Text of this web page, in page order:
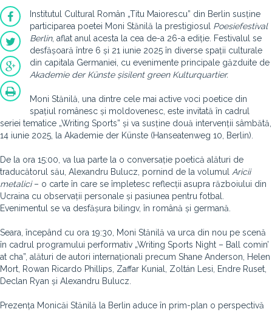
Institutul Cultural Român „Titu Maiorescu” din Berlin susține
participarea poetei Moni Stănilă la prestigiosul Poesiefestival
Berlin, aflat anul acesta la cea de-a 26-a ediție. Festivalul se
desfășoară între 6 și 21 iunie 2025 în diverse spații culturale
din capitala Germaniei, cu evenimente principale găzduite de
Akademie der Künsteșisilent green Kulturquartier.
Moni Stănilă, una dintre cele mai active voci poetice din
spațiul românesc și moldovenesc, este invitată în cadrul
seriei tematice „Writing Sports” și va susține două intervenții sâmbătă,
14 iunie 2025, la Akademie der Künste (Hanseatenweg 10, Berlin).
De la ora 15:00, va lua parte la o conversație poetică alături de
traducătorul său, Alexandru Bulucz, pornind de la volumul Aricii
metalici– o carte în care se împletesc reflecții asupra războiului din
Ucraina cu observații personale și pasiunea pentru fotbal.
Evenimentul se va desfășura bilingv, în română și germană.
Seara, începând cu ora 19:30, Moni Stănilă va urca din nou pe scenă
în cadrul programului performativ „Writing Sports Night – Ball comin’
at cha”, alături de autori internaționali precum Shane Anderson, Helen
Mort, Rowan Ricardo Phillips, Zaffar Kunial, Zoltán Lesi, Endre Ruset,
Declan Ryan și Alexandru Bulucz.
Prezența Monicăi Stănilă la Berlin aduce în prim-plan o perspectivă